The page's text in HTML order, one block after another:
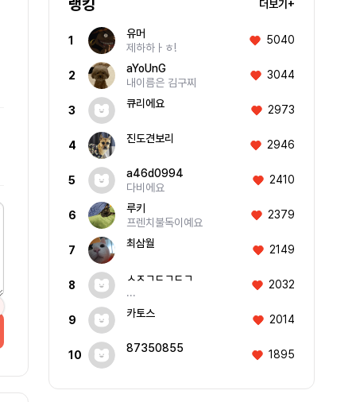
더보기+
1
유머
제하하ㅏㅎ!
5040
2
aYoUnG
내이름은 김구찌
3044
3
큐리에요 2973
4
진도견보리 2946
5
a46d0994
다비에요
2410
6
루키
프렌치불독이예요
2379
7
최삼월 2149
8
ㅅㅈㄱㄷㄱㄷㄱ
...
2032
9
카토스 2014
10
87350855 1895